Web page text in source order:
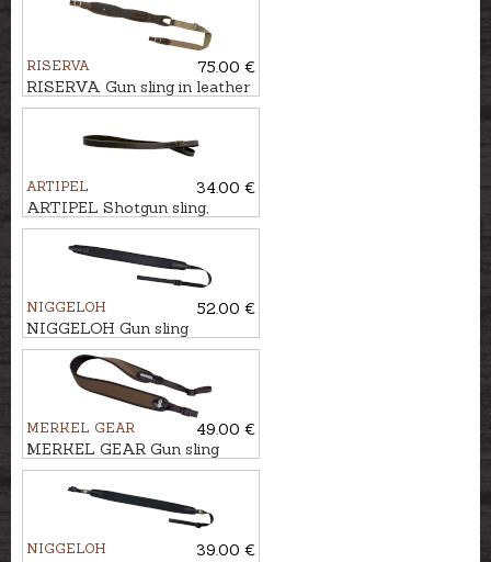
RISERVA
75.00 €
RISERVA Gun sling in leather
with cartridge loops
ARTIPEL
34.00 €
ARTIPEL Shotgun sling,
103cm
NIGGELOH
52.00 €
NIGGELOH Gun sling
UNIVERSAL QR
MERKEL GEAR
49.00 €
MERKEL GEAR Gun sling
HELIX
NIGGELOH
39.00 €